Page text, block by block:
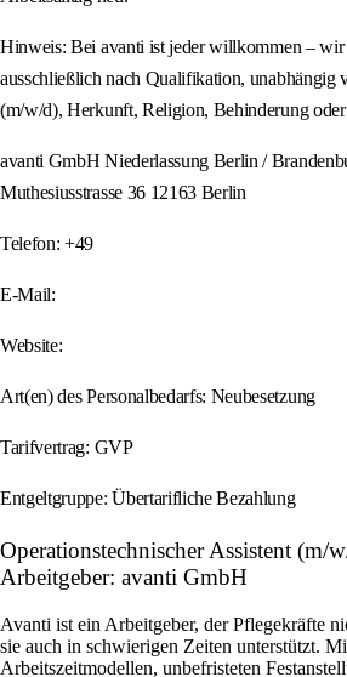
Hinweis: Bei avanti ist jeder willkommen – wir
ausschließlich nach Qualifikation, unabhängig
(m/w/d), Herkunft, Religion, Behinderung oder
avanti GmbH Niederlassung Berlin /
Muthesiusstrasse 36 12163 Berlin
Telefon: +49
E-Mail:
Website:
Art(en) des Personalbedarfs: Neubesetzung
Tarifvertrag: GVP
Entgeltgruppe: Übertarifliche Bezahlung
Operationstechnischer Assistent (m/
Arbeitgeber: avanti GmbH
Avanti ist ein Arbeitgeber, der Pflegekräfte
sie auch in schwierigen Zeiten unterstützt.
Arbeitszeitmodellen, unbefristeten